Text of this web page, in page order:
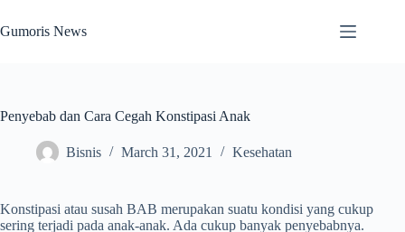
to
content
Gumoris News
Penyebab dan Cara Cegah Konstipasi Anak
Bisnis March 31, 2021 Kesehatan
Konstipasi atau susah BAB merupakan suatu kondisi yang cukup
sering terjadi pada anak-anak. Ada cukup banyak penyebabnya.